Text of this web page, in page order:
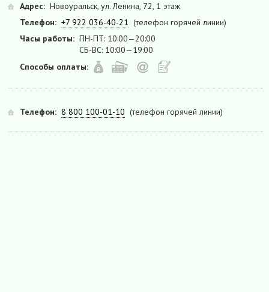
Адрес: Новоуральск, ул. Ленина, 72, 1 этаж
Телефон: +7 922 036-40-21 (телефон горячей линии)
Часы работы: ПН-ПТ: 10:00—20:00
СБ-ВС: 10:00—19:00
Способы оплаты:
Телефон: 8 800 100-01-10 (телефон горячей линии)